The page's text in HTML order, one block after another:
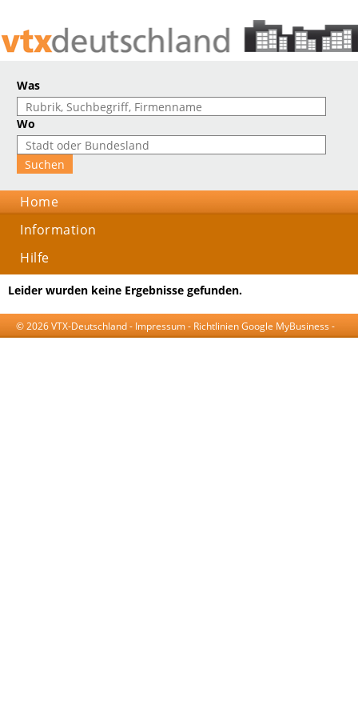
Was
Wo
Home
Information
Hilfe
Leider wurden keine Ergebnisse gefunden.
© 2026 VTX-Deutschland - Impressum- Richtlinien Google MyBusiness -
AGB-Datenschutzerklärung